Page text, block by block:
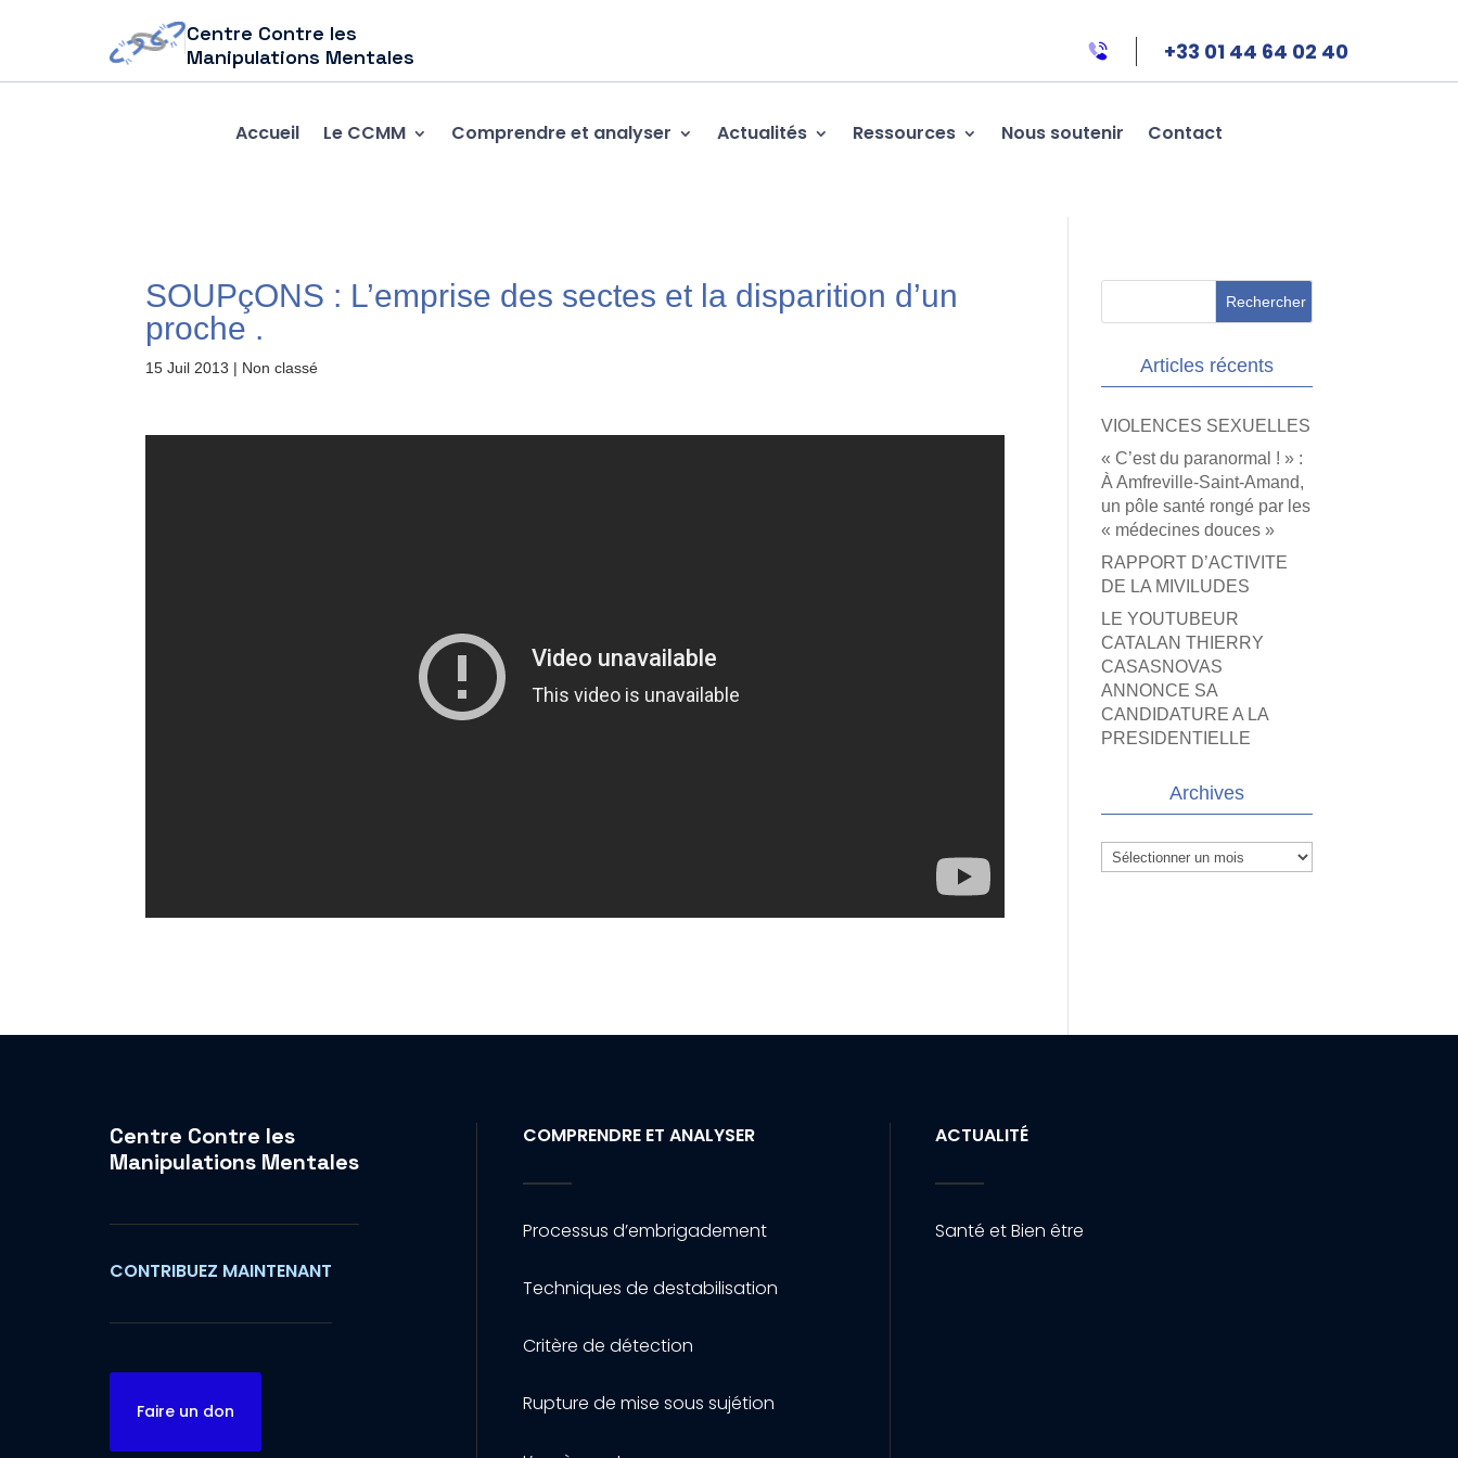
Centre Contre les
Manipulations Mentales
+33 01 44 64 02 40
Accueil Le CCMM Comprendre et analyser Actualités Ressources Nous soutenir Contact
SOUPçONS : L’emprise des sectes et la disparition d’un
proche .
15 Juil 2013 | Non classé Articles récents
VIOLENCES SEXUELLES
« C’est du paranormal ! » :
À Amfreville-Saint-Amand,
un pôle santé rongé par les
« médecines douces »
RAPPORT D’ACTIVITE
DE LA MIVILUDES
LE YOUTUBEUR
CATALAN THIERRY
CASASNOVAS
ANNONCE SA
CANDIDATURE A LA
PRESIDENTIELLE
Archives
Archives
Centre Contre les
Manipulations Mentales
CONTRIBUEZ MAINTENANT
Faire un don
COMPRENDRE ET ANALYSER
Processus d’embrigadement
Techniques de destabilisation
Critère de détection
Rupture de mise sous sujétion
ACTUALITÉ
Santé et Bien être